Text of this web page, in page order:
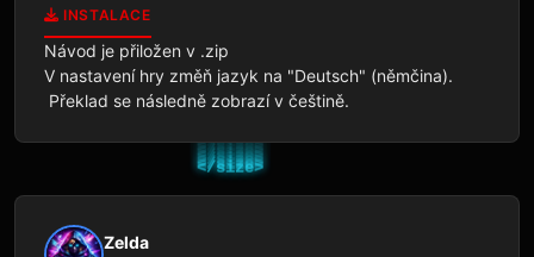
INSTALACE
Návod je přiložen v .zip
V nastavení hry změň jazyk na "Deutsch" (němčina).
Překlad se následně zobrazí v češtině.
Zelda